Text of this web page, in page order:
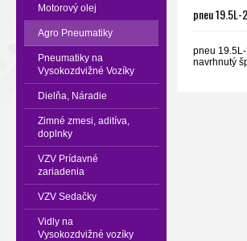
Motorový olej
Agro Pneumatiky
Pneumatiky na
Vysokozdvižné Vozíky
Dielňa, Náradie
Zimné zmesi, aditíva,
doplnky
VZV Prídavné
zariadenia
VZV Sedačky
Vidly na
Vysokozdvižné vozíky
pneu 19.5L-
pneu
navrhnutý